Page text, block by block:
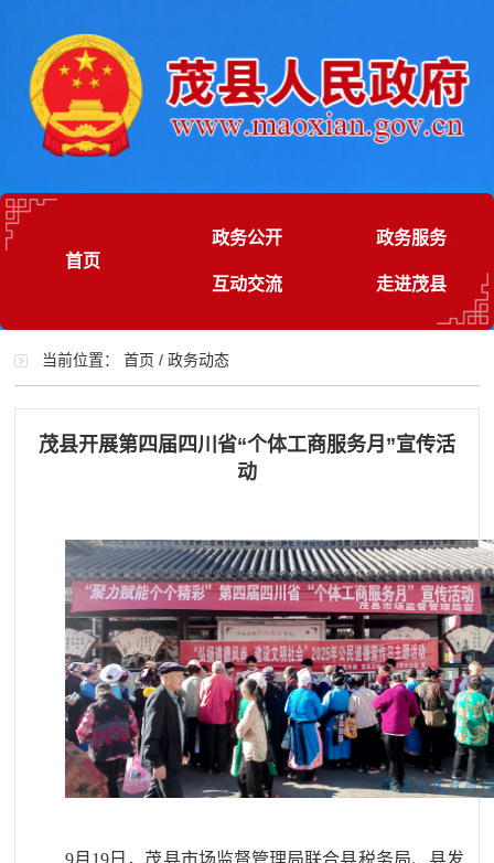
首页
政务公开 政务服务
互动交流 走进茂县
当前位置：首页 /政务动态
茂县开展第四届四川省“个体工商服务月”宣传活
动
9月19日，茂县市场监督管理局联合县税务局、县发